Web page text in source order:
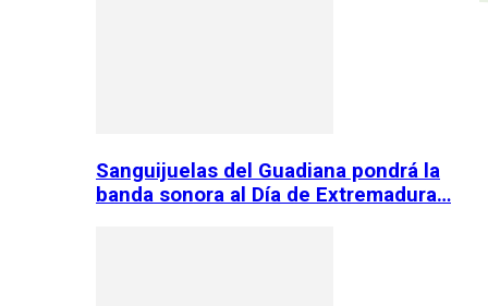
Sanguijuelas del Guadiana pondrá la
banda sonora al Día de Extremadura…